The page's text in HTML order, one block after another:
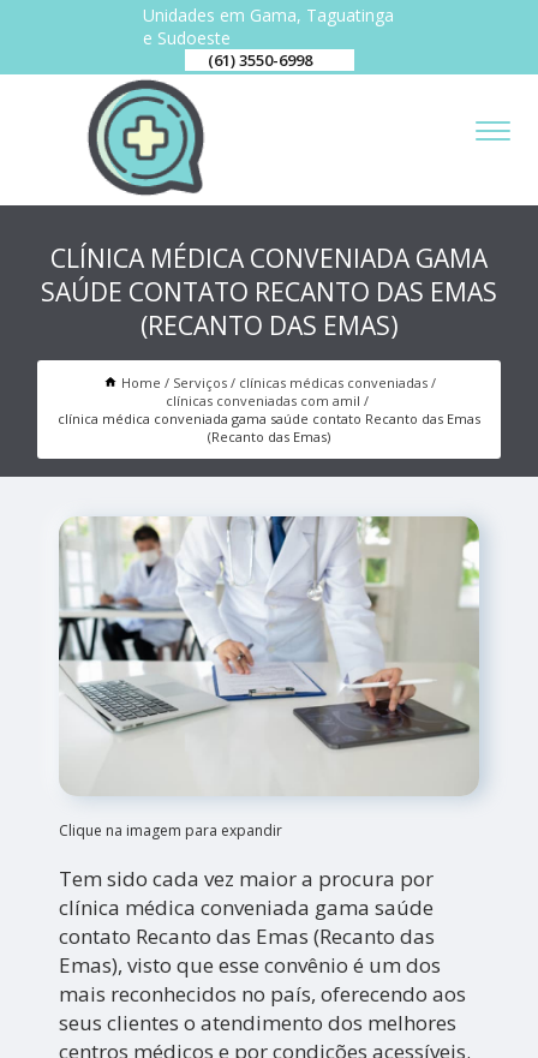
Unidades em Gama, Taguatinga
e Sudoeste
(61) 3550-6998
CLÍNICA MÉDICA CONVENIADA GAMA
SAÚDE CONTATO RECANTO DAS EMAS
(RECANTO DAS EMAS)
Home Serviços
clínicas médicas conveniadas
clínicas conveniadas com amil
clínica médica conveniada gama saúde contato Recanto das Emas
(Recanto das Emas)
Clique na imagem para expandir
Tem sido cada vez maior a procura por
clínica médica conveniada gama saúde
contato Recanto das Emas (Recanto das
Emas), visto que esse convênio é um dos
mais reconhecidos no país, oferecendo aos
seus clientes o atendimento dos melhores
centros médicos e por condições acessíveis.